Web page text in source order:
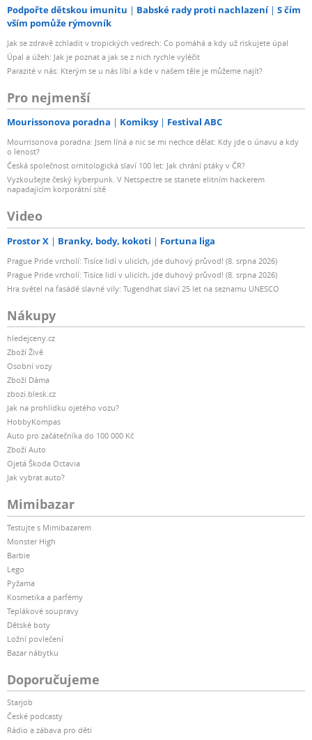
Podpořte dětskou imunitu Babské rady proti nachlazení
S čím
vším pomůže rýmovník
Jak se zdravě zchladit v tropických vedrech: Co pomáhá a kdy už riskujete úpal
Úpal a úžeh: Jak je poznat a jak se z nich rychle vyléčit
Parazité v nás: Kterým se u nás líbí a kde v našem těle je můžeme najít?
Pro nejmenší
Mourissonova poradna Komiksy Festival ABC
Mourrisonova poradna: Jsem líná a nic se mi nechce dělat: Kdy jde o únavu a kdy
o lenost?
Česká společnost ornitologická slaví 100 let: Jak chrání ptáky v ČR?
Vyzkoušejte český kyberpunk. V Netspectre se stanete elitním hackerem
napadajícím korporátní sítě
Video
Prostor X Branky, body, kokoti Fortuna liga
Prague Pride vrcholí: Tisíce lidí v ulicích, jde duhový průvod! (8. srpna 2026)
Prague Pride vrcholí: Tisíce lidí v ulicích, jde duhový průvod! (8. srpna 2026)
Hra světel na fasádě slavné vily: Tugendhat slaví 25 let na seznamu UNESCO
Nákupy
hledejceny.cz
Zboží Živě
Osobní vozy
Zboží Dáma
zbozi.blesk.cz
Jak na prohlídku ojetého vozu?
HobbyKompas
Auto pro začátečníka do 100 000 Kč
Zboží Auto
Ojetá Škoda Octavia
Jak vybrat auto?
Mimibazar
Testujte s Mimibazarem
Monster High
Barbie
Lego
Pyžama
Kosmetika a parfémy
Teplákové soupravy
Dětské boty
Ložní povlečení
Bazar nábytku
Doporučujeme
Starjob
České podcasty
Rádio a zábava pro děti